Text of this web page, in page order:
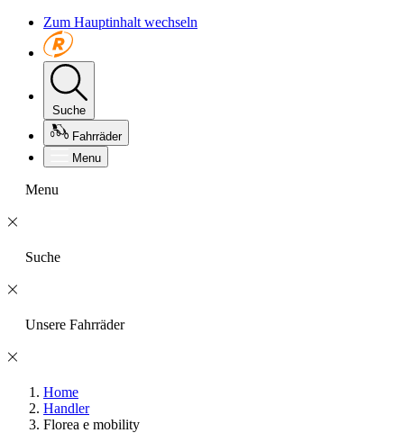
Zum Hauptinhalt wechseln
Suche
Fahrräder
Menu
Menu
Suche
Unsere Fahrräder
Home
Handler
Florea e mobility